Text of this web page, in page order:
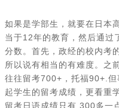
如果是学部生，就要在日本
当于12年的教育，然后通过
分数。首先，政经的校内考
所以说有相当的有难度。之
往往留考700+，托福90+.
起学生的留考成绩，更看重
留考日语成绩只有 300多一